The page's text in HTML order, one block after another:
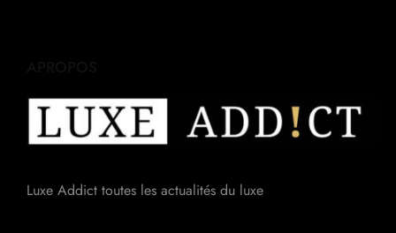
Luxe Addict toutes les actualités du luxe